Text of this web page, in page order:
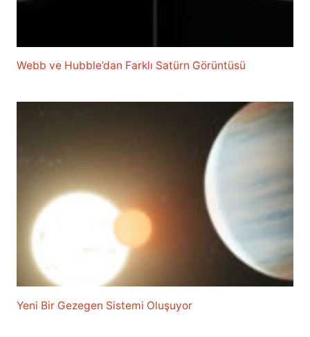
Webb ve Hubble’dan Farklı Satürn Görüntüsü
Yeni Bir Gezegen Sistemi Oluşuyor